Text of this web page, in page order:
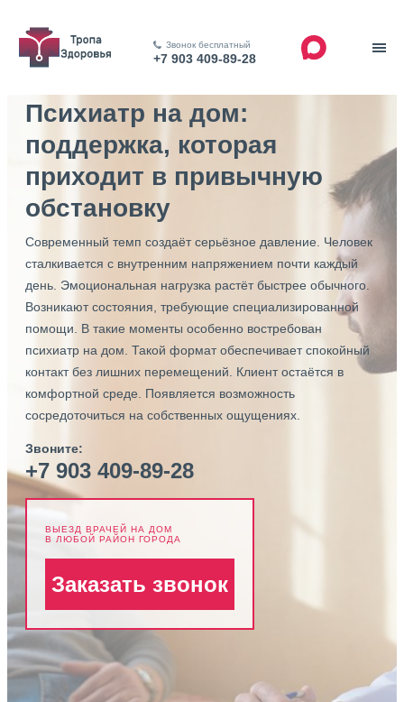
Звонок бесплатный
+7 903 409-89-28
Психиатр на дом:
поддержка, которая
приходит в привычную
обстановку
Современный темп создаёт серьёзное давление. Человек
сталкивается с внутренним напряжением почти каждый
день. Эмоциональная нагрузка растёт быстрее обычного.
Возникают состояния, требующие специализированной
помощи. В такие моменты особенно востребован
психиатр на дом. Такой формат обеспечивает спокойный
контакт без лишних перемещений. Клиент остаётся в
комфортной среде. Появляется возможность
сосредоточиться на собственных ощущениях.
Звоните:
+7 903 409-89-28
ВЫЕЗД ВРАЧЕЙ НА ДОМ
В ЛЮБОЙ РАЙОН ГОРОДА
Заказать звонок